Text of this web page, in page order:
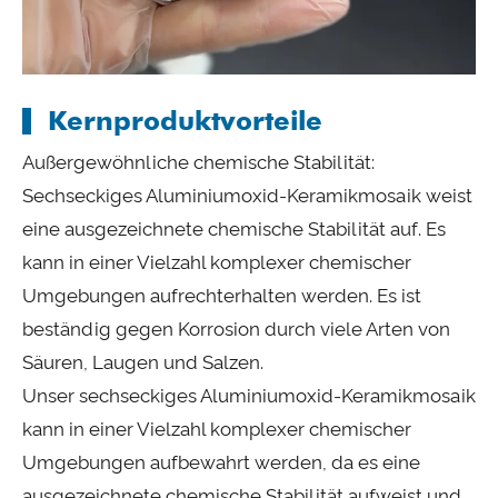
Kernproduktvorteile
Außergewöhnliche chemische Stabilität:
Sechseckiges Aluminiumoxid-Keramikmosaik weist
eine ausgezeichnete chemische Stabilität auf. Es
kann in einer Vielzahl komplexer chemischer
Umgebungen aufrechterhalten werden. Es ist
beständig gegen Korrosion durch viele Arten von
Säuren, Laugen und Salzen.
Unser sechseckiges Aluminiumoxid-Keramikmosaik
kann in einer Vielzahl komplexer chemischer
Umgebungen aufbewahrt werden, da es eine